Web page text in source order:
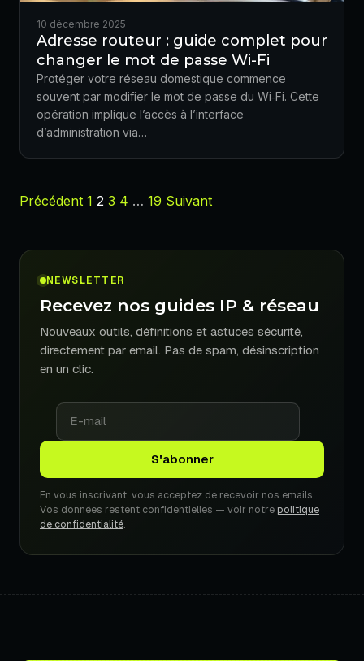
10 décembre 2025
Adresse routeur : guide complet pour
changer le mot de passe Wi-Fi
Protéger votre réseau domestique commence
souvent par modifier le mot de passe du Wi‑Fi. Cette
opération implique l’accès à l’interface
d’administration via…
Précédent 1 2 3 4 … 19 Suivant
NEWSLETTER
Recevez nos guides IP & réseau
Nouveaux outils, définitions et astuces sécurité,
directement par email. Pas de spam, désinscription
en un clic.
En vous inscrivant, vous acceptez de recevoir nos emails.
Vos données restent confidentielles — voir notrepolitique
de confidentialité.